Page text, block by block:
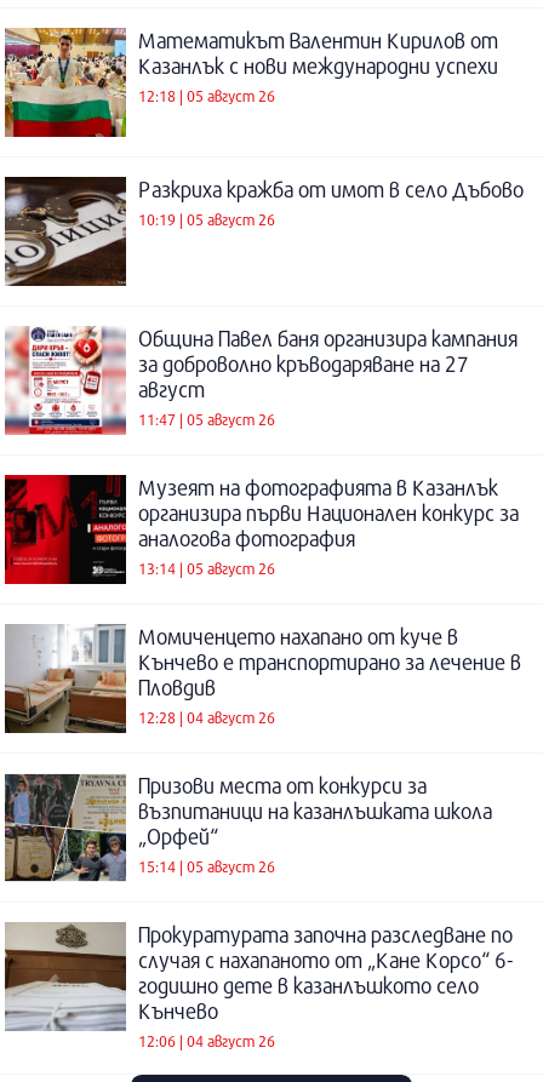
Математикът Валентин Кирилов от
Казанлък с нови международни успехи
12:18 | 05 август 26
Разкриха кражба от имот в село Дъбово
10:19 | 05 август 26
Община Павел баня организира кампания
за доброволно кръводаряване на 27
август
11:47 | 05 август 26
Музеят на фотографията в Казанлък
организира първи Национален конкурс за
аналогова фотография
13:14 | 05 август 26
Момиченцето нахапано от куче в
Кънчево е транспортирано за лечение в
Пловдив
12:28 | 04 август 26
Призови места от конкурси за
възпитаници на казанлъшката школа
„Орфей“
15:14 | 05 август 26
Прокуратурата започна разследване по
случая с нахапаното от „Кане Корсо“ 6-
годишно дете в казанлъшкото село
Кънчево
12:06 | 04 август 26